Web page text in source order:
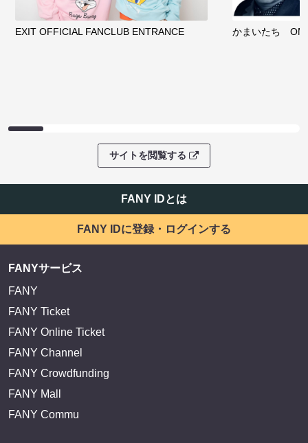
EXIT OFFICIAL FANCLUB ENTRANCE かまいたち
サイトを閲覧する
FANY IDとは
FANY IDに登録・ログインする
FANYサービス
FANY
FANY Ticket
FANY Online Ticket
FANY Channel
FANY Crowdfunding
FANY Mall
FANY Commu